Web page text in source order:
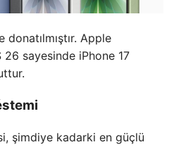
Apple
sayesinde iPhone 17
şimdiye kadarki en güçlü